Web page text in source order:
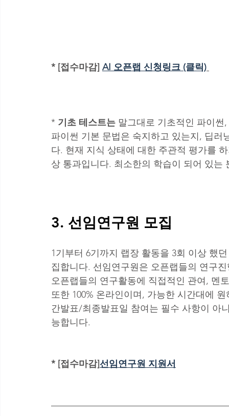
* [접수마감] AI 오픈랩 신청링크 (클릭)
* 기초 테스트는 말그대로 기초적인 파이
파이썬 기본 문법은 숙지하고 있는지, 딥
다. 현재 지식 상태에 대한 주관적 평가를
상 통과입니다. 최소한의 학습이 되어 있는
3. 선임연구원 모집
1기부터 6기까지 랩장 활동을 3회 이상 했
집합니다. 선임연구원은 오픈랩들의 연구
오픈랩들의 연구활동에 직접적인 관여, 멘
또한 100% 온라인이며, 가능한 시간대에
간발표/최종발표일 참여는 필수 사항이 아
능합니다.
* [접수마감]선임연구원 지원서